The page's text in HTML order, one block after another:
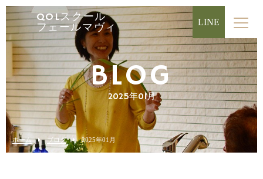
QOLスクール
フェールマヴィ
LINE
BLOG
2025年01月
ホーム ブログ 2025年01月